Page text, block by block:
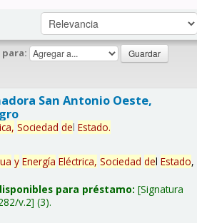
San Antonio Oeste,
Sociedad del Estado.
y Energía Eléctrica, Sociedad del Estado,
para préstamo: Signatura
v.2 (3).